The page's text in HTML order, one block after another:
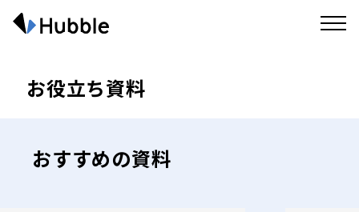
お役立ち資料
おすすめの資料